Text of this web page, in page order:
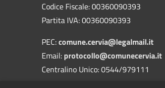
Codice Fiscale: 00360090393
Partita IVA: 00360090393
PEC:comune.cervia@legalmail.it
Email: protocollo@comunecervia.it
Centralino Unico: 0544/979111